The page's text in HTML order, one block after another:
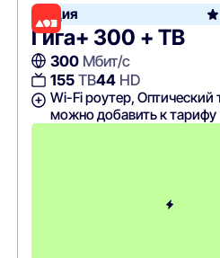
Акция
Гига+ 300 + ТВ
300Мбит/с
155ТВ44HD
Wi-Fi роутер, Оптический
можно добавить к тарифу